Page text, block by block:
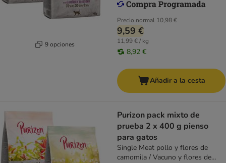
9 opciones
Precio normal 10,98 €
9,59 €
11,99 € / kg
8,92 €
Añadir a la cesta
Purizon pack mixto de
prueba 2 x 400 g pienso
para gatos
Single Meat pollo y flores de
camomila / Vacuno y flores de